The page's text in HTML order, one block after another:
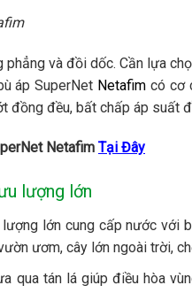
mưa Meganet NetafimTại Đây
mưa D-net NetafimTại Đây